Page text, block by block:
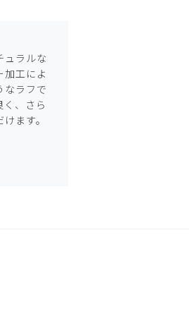
ュラルな
加工によ
なラフで
く、さら
ます。